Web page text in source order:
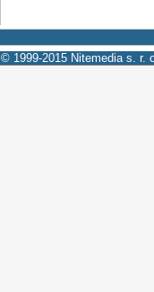
© 1999-2015 Nitemedia s. r.